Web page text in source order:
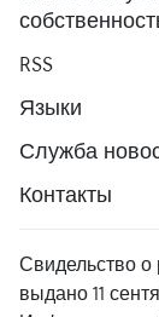
RSS
Языки
Служба
Контакты
Свидельство о
выдано 11